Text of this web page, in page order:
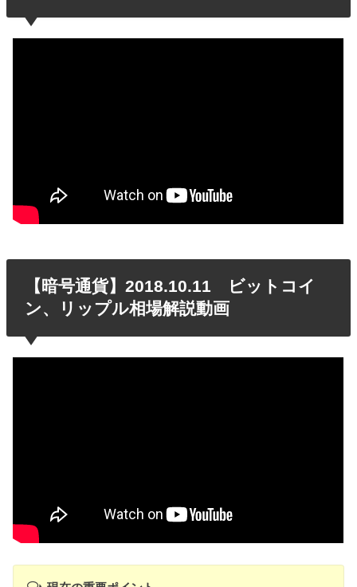
【暗号通貨】2018.10.11 ビットコイ
ン、リップル相場解説動画